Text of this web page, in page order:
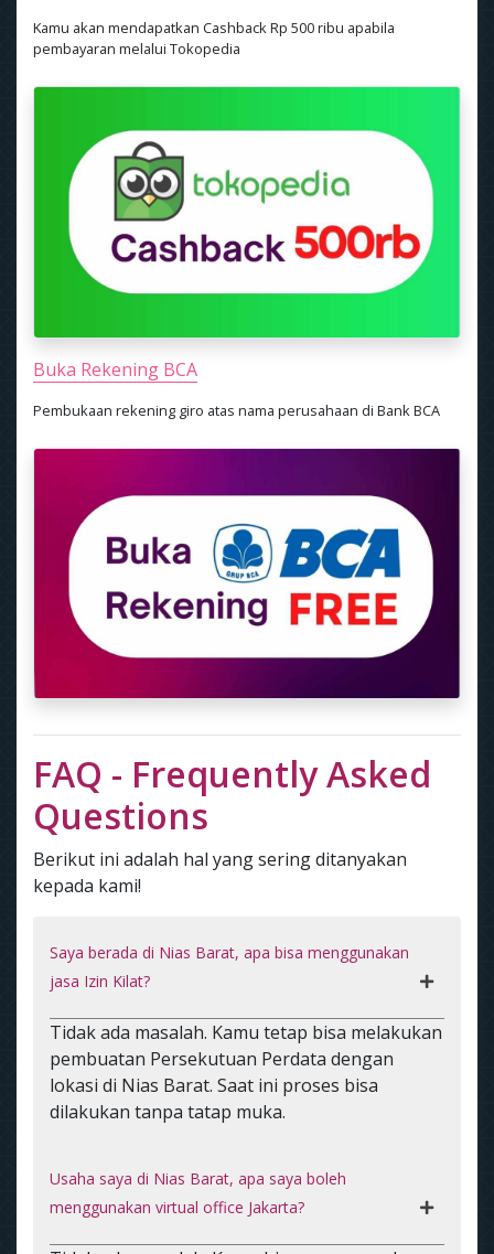
Kamu akan mendapatkan Cashback Rp 500 ribu apabila
pembayaran melalui Tokopedia
Buka Rekening BCA
Pembukaan rekening giro atas nama perusahaan di Bank BCA
FAQ - Frequently Asked
Questions
Berikut ini adalah hal yang sering ditanyakan
kepada kami!
Saya berada di Nias Barat, apa bisa menggunakan
jasa Izin Kilat?
Tidak ada masalah. Kamu tetap bisa melakukan
pembuatan Persekutuan Perdata dengan
lokasi di Nias Barat. Saat ini proses bisa
dilakukan tanpa tatap muka.
Usaha saya di Nias Barat, apa saya boleh
menggunakan virtual office Jakarta?